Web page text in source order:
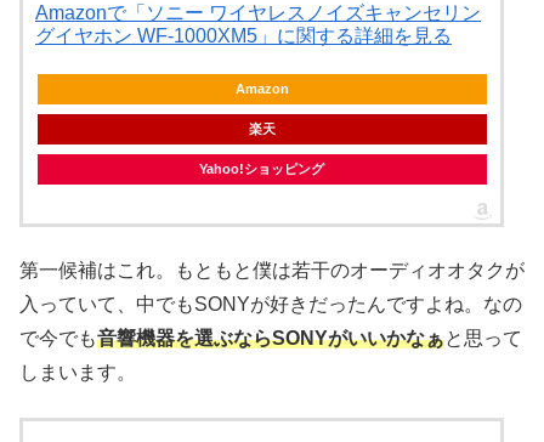
Amazonで「ソニー ワイヤレスノイズキャンセリン
グイヤホン WF-1000XM5」に関する詳細を見る
Amazon
楽天
Yahoo!ショッピング
第一候補はこれ。もともと僕は若干のオーディオオタクが
入っていて、中でもSONYが好きだったんですよね。なの
で今でも音響機器を選ぶならSONYがいいかなぁと思って
しまいます。